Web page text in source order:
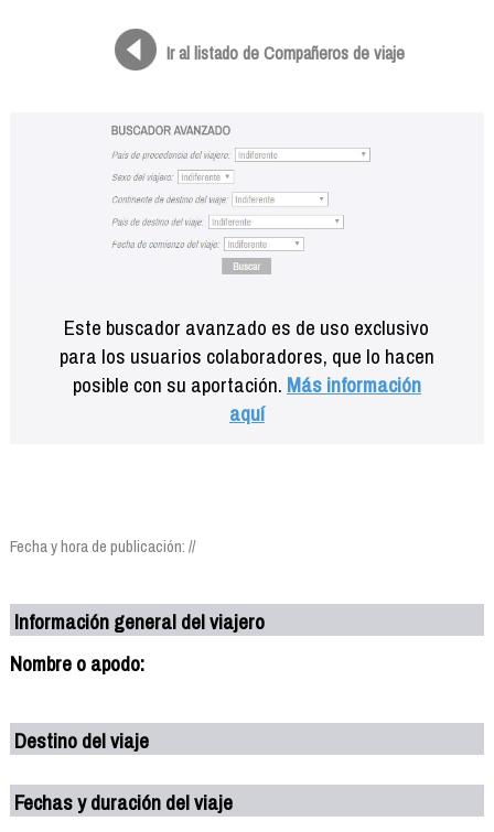
Ir al listado de Compañeros de viaje
Este buscador avanzado es de uso exclusivo
para los usuarios colaboradores, que lo hacen
posible con su aportación. Más información
aquí
Fecha y hora de publicación: //
Información general del viajero
Nombre o apodo:
Destino del viaje
Fechas y duración del viaje